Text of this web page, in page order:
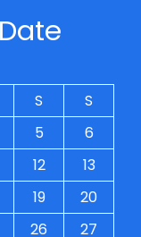
S
S
5
6
12
13
19
20
26
27